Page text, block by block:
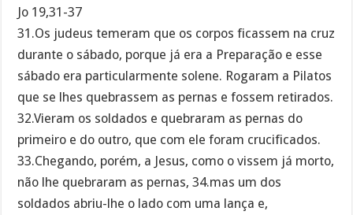
Jo 19,31-37
31.Os judeus temeram que os corpos ficassem na cruz
durante o sábado, porque já era a Preparação e esse
sábado era particularmente solene. Rogaram a Pilatos
que se lhes quebrassem as pernas e fossem retirados.
32.Vieram os soldados e quebraram as pernas do
primeiro e do outro, que com ele foram crucificados.
33.Chegando, porém, a Jesus, como o vissem já morto,
não lhe quebraram as pernas, 34.mas um dos
soldados abriu-lhe o lado com uma lança e,